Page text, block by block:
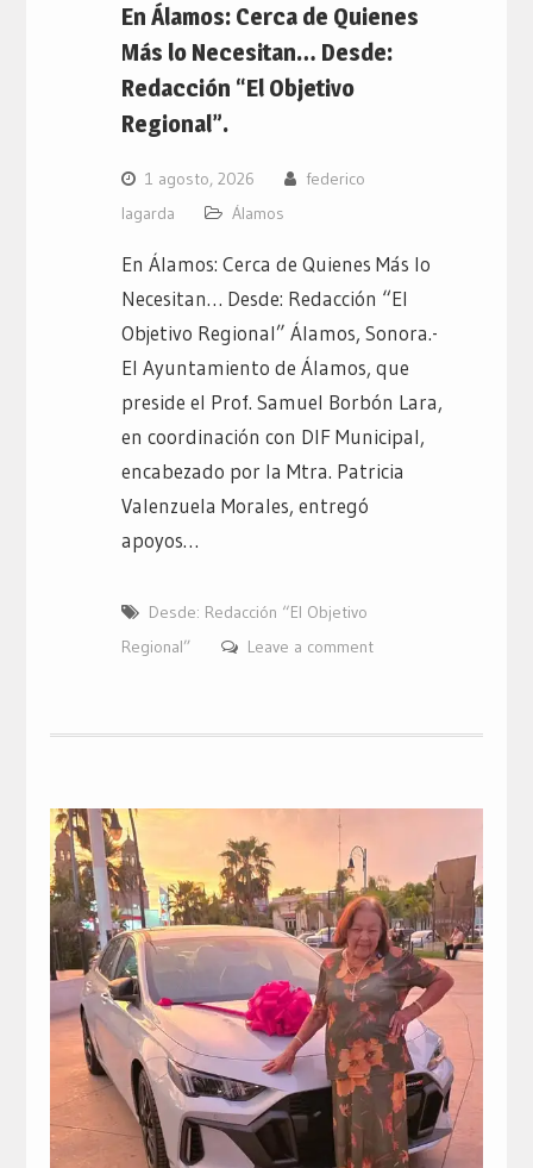
En Álamos: Cerca de Quienes
Más lo Necesitan… Desde:
Redacción “El Objetivo
Regional”.
1 agosto, 2026
federico
lagarda
Álamos
En Álamos: Cerca de Quienes Más lo
Necesitan… Desde: Redacción “El
Objetivo Regional” Álamos, Sonora.-
El Ayuntamiento de Álamos, que
preside el Prof. Samuel Borbón Lara,
en coordinación con DIF Municipal,
encabezado por la Mtra. Patricia
Valenzuela Morales, entregó
apoyos…
Desde: Redacción “El Objetivo
Regional”
Leave a comment